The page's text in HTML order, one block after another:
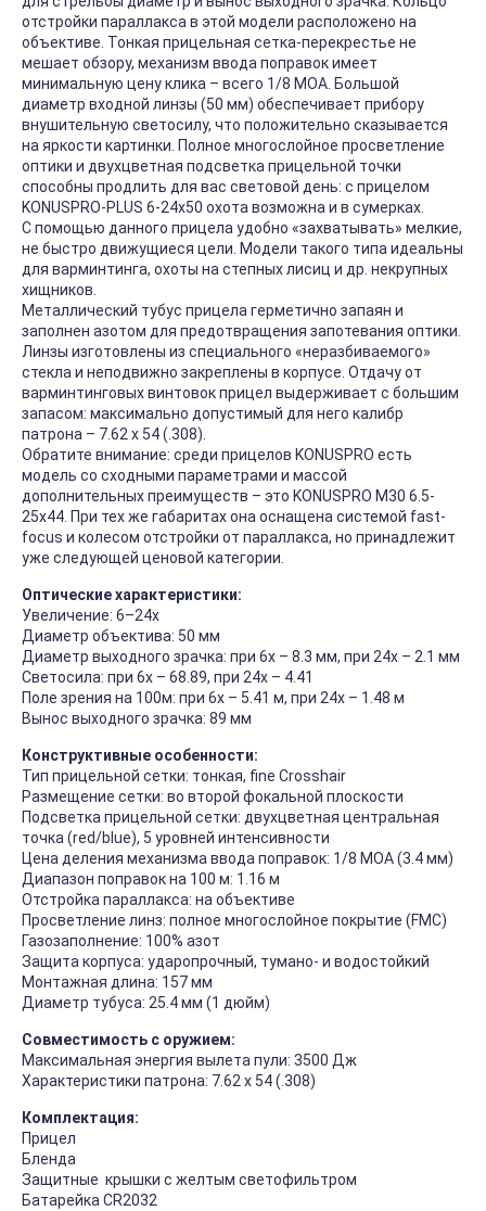
отстройки параллакса в этой модели расположено на
объективе. Тонкая прицельная сетка-перекрестье не
мешает обзору, механизм ввода поправок имеет
минимальную цену клика – всего 1/8 MOA. Большой
диаметр входной линзы (50 мм) обеспечивает прибору
внушительную светосилу, что положительно сказывается
на яркости картинки. Полное многослойное просветление
оптики и двухцветная подсветка прицельной точки
способны продлить для вас световой день: с прицелом
KONUSPRO-PLUS 6-24x50 охота возможна и в сумерках.
С помощью данного прицела удобно «захватывать» мелкие,
не быстро движущиеся цели. Модели такого типа идеальны
для варминтинга, охоты на степных лисиц и др. некрупных
хищников.
Металлический тубус прицела герметично запаян и
заполнен азотом для предотвращения запотевания оптики.
Линзы изготовлены из специального «неразбиваемого»
стекла и неподвижно закреплены в корпусе. Отдачу от
варминтинговых винтовок прицел выдерживает с большим
запасом: максимально допустимый для него калибр
патрона – 7.62 х 54 (.308).
Обратите внимание: среди прицелов KONUSPRO есть
модель со сходными параметрами и массой
дополнительных преимуществ – это KONUSPRO M30 6.5-
25x44. При тех же габаритах она оснащена системой fast-
focus и колесом отстройки от параллакса, но принадлежит
уже следующей ценовой категории.
Оптические характеристики:
Увеличение: 6–24x
Диаметр объектива: 50 мм
Диаметр выходного зрачка: при 6х – 8.3 мм, при 24х – 2.1 мм
Светосила: при 6х – 68.89, при 24х – 4.41
Поле зрения на 100м: при 6х – 5.41 м, при 24х – 1.48 м
Вынос выходного зрачка: 89 мм
Конструктивные особенности:
Тип прицельной сетки: тонкая, fine Crosshair
Размещение сетки: во второй фокальной плоскости
Подсветка прицельной сетки: двухцветная центральная
точка (red/blue), 5 уровней интенсивности
Цена деления механизма ввода поправок: 1/8 MOA (3.4 мм)
Диапазон поправок на 100 м: 1.16 м
Отстройка параллакса: на объективе
Просветление линз: полное многослойное покрытие (FMC)
Газозаполнение: 100% азот
Защита корпуса: ударопрочный, тумано- и водостойкий
Монтажная длина: 157 мм
Диаметр тубуса: 25.4 мм (1 дюйм)
Совместимость с оружием:
Максимальная энергия вылета пули: 3500 Дж
Характеристики патрона: 7.62 х 54 (.308)
Комплектация:
Прицел
Бленда
Защитные крышки с желтым светофильтром
Батарейка СR2032